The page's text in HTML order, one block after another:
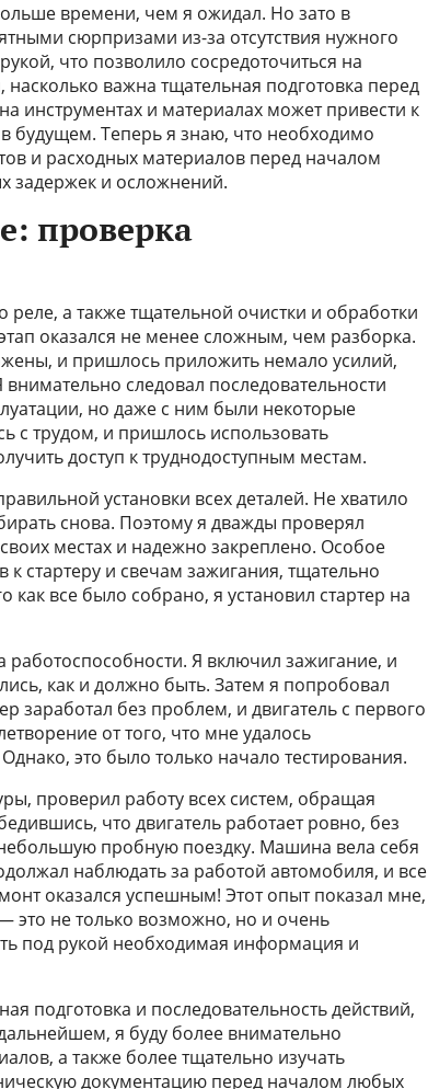
времени, чем я ожидал. Но зато в
сюрпризами из-за отсутствия нужного
что позволило сосредоточиться на
важна тщательная подготовка перед
инструментах и материалах может привести к
будущем. Теперь я знаю, что необходимо
и расходных материалов перед началом
задержек и осложнений.
проверка
а также тщательной очистки и обработки
оказался не менее сложным, чем разборка.
и пришлось приложить немало усилий,
следовал последовательности
но даже с ним были некоторые
с трудом, и пришлось использовать
доступ к труднодоступным местам.
установки всех деталей. Не хватило
снова. Поэтому я дважды проверял
местах и надежно закреплено. Особое
стартеру и свечам зажигания, тщательно
как все было собрано, я установил стартер на
Я включил зажигание, и
как и должно быть. Затем я попробовал
заработал без проблем, и двигатель с первого
от того, что мне удалось
это было только начало тестирования.
проверил работу всех систем, обращая
что двигатель работает ровно, без
пробную поездку. Машина вела себя
наблюдать за работой автомобиля, и все
оказался успешным! Этот опыт показал мне,
это не только возможно, но и очень
под рукой необходимая информация и
подготовка и последовательность действий,
я буду более внимательно
а также более тщательно изучать
документацию перед началом любых